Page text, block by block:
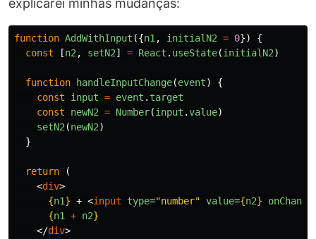
explicarei minhas mudanças:
function AddWithInput ({n1 , initialN2 = 0})
{
const
[n2 , setN2] = React . useState(initialN2)
function handleInputChange(event)
{
const
input = event . target
const
newN2 = Number(input .value)
setN2 (newN2)
}
return
(
<div>
{n1} + <input type="number" value={n2} onChange
{n1 + n2}
</div>